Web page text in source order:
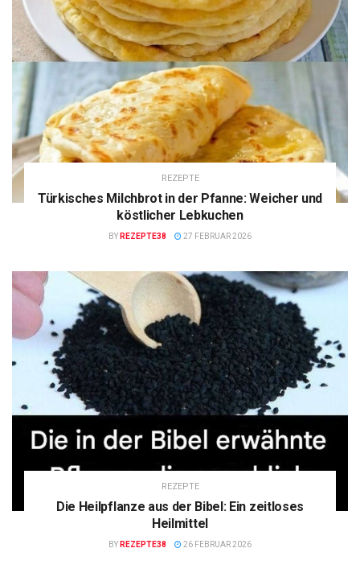
REZEPTE
Türkisches Milchbrot in der Pfanne: Weicher und
köstlicher Lebkuchen
BY REZEPTE38 27 FEBRUAR 2026
REZEPTE
Die Heilpflanze aus der Bibel: Ein zeitloses
Heilmittel
BY REZEPTE38 26 FEBRUAR 2026